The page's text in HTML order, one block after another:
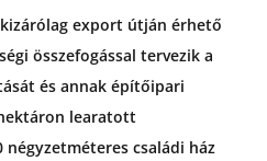
export útján érhető
összefogással tervezik a
és annak építőipari
learatott
négyzetméteres családi ház